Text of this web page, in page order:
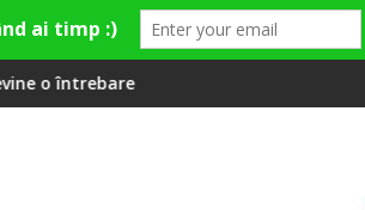
din Cluj-Napoca SportinCluj: Cine